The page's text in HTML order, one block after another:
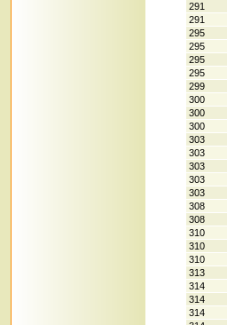
291
291
295
295
295
295
299
300
300
300
303
303
303
303
303
308
308
310
310
310
313
314
314
314